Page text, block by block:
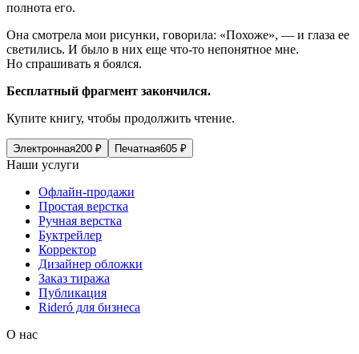
полнота его.
Она смотрела мои рисунки, говорила: «Похоже», — и глаза ее
светились. И было в них еще что-то непонятное мне.
Но спрашивать я боялся.
Бесплатный фрагмент закончился.
Купите книгу, чтобы продолжить чтение.
Электронная200 ₽ Печатная605 ₽
Наши услуги
Офлайн-продажи
Простая верстка
Ручная верстка
Буктрейлер
Корректор
Дизайнер обложки
Заказ тиража
Публикация
Rideró для бизнеса
О нас